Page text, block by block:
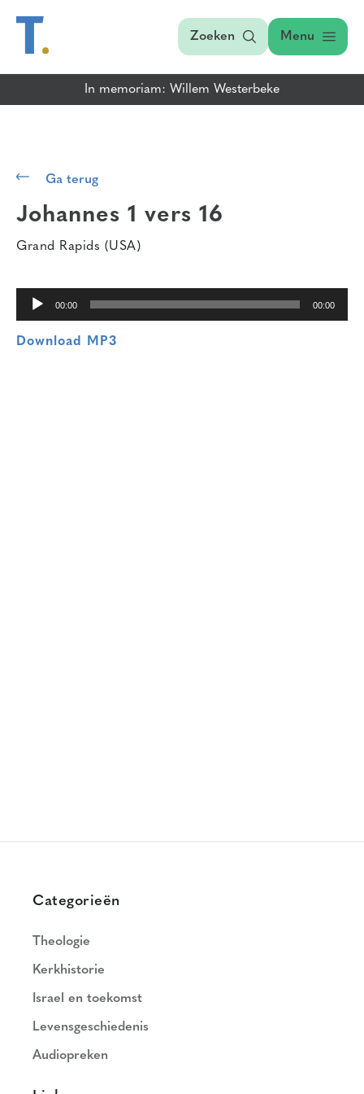
Zoeken Menu
In memoriam: Willem Westerbeke
Ga terug
Johannes 1 vers 16
Grand Rapids (USA)
00:00 00:00
Download MP3
Categorieën
Theologie
Kerkhistorie
Israel en toekomst
Levensgeschiedenis
Audiopreken